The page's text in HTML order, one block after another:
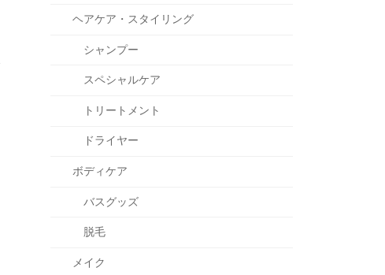
ヘアケア・スタイリング
シャンプー
スペシャルケア
トリートメント
ドライヤー
ボディケア
バスグッズ
脱毛
メイク